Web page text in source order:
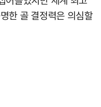
한 골 결정력은 의심할